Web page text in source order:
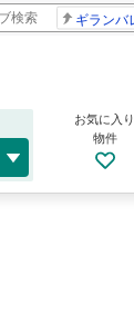
お気に入り
物件